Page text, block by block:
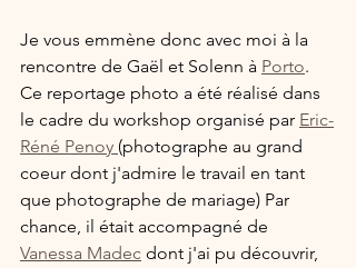
Je vous emmène donc avec moi à la
rencontre de Gaël et Solenn à Porto.
Ce reportage photo a été réalisé dans
le cadre du workshop organisé par Eric-
Réné Penoy (photographe au grand
coeur dont j'admire le travail en tant
que photographe de mariage) Par
chance, il était accompagné de
Vanessa Madec dont j'ai pu découvrir,